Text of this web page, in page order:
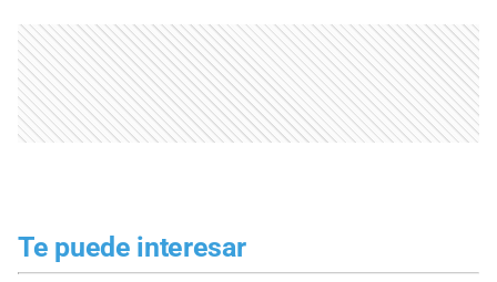
Te puede interesar